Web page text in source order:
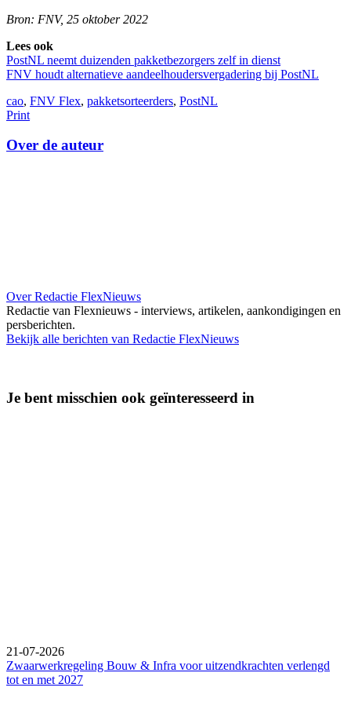
Bron: FNV, 25 oktober 2022
Lees ook
PostNL neemt duizenden pakketbezorgers zelf in dienst
FNV houdt alternatieve aandeelhoudersvergadering bij PostNL
cao, FNV Flex, pakketsorteerders, PostNL
Print
Over de auteur
Over Redactie FlexNieuws
Redactie van Flexnieuws - interviews, artikelen, aankondigingen en
persberichten.
Bekijk alle berichten van Redactie FlexNieuws
Je bent misschien ook geïnteresseerd in
21-07-2026
Zwaarwerkregeling Bouw & Infra voor uitzendkrachten verlengd
tot en met 2027